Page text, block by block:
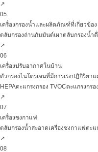
↗
05
เครื่องกรองน้ำและผลิตภัณฑ์ที่เกี่ยวข้อง
ตลับกรองถ่านกัมมันต์เผาตลับกรองน้ำ
↗
06
เครื่องปรับอากาศในบ้าน
ตัวกรองไนโตรเจนที่มีการเร่งปฏิกิริยาแ
HEPAตะแกรงกรอง TVOCตะแกรงกรอ
↗
07
เครื่องชงกาแฟ
ตลับกรองน้ำสะอาดเครื่องชงกาแฟ ตะแ
↗
08